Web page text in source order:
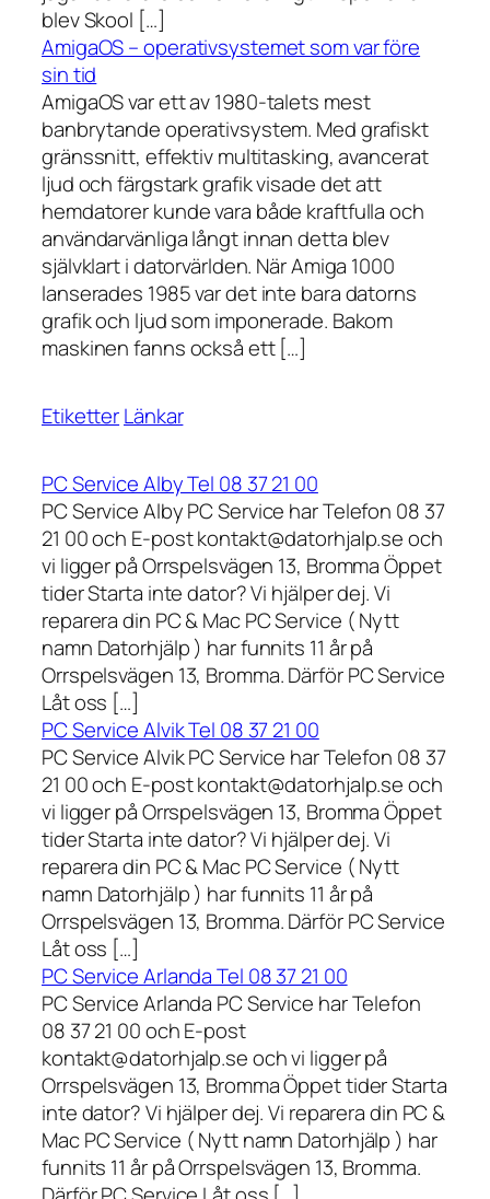
blev Skool […]
AmigaOS – operativsystemet som var före
sin tid
AmigaOS var ett av 1980-talets mest
banbrytande operativsystem. Med grafiskt
gränssnitt, effektiv multitasking, avancerat
ljud och färgstark grafik visade det att
hemdatorer kunde vara både kraftfulla och
användarvänliga långt innan detta blev
självklart i datorvärlden. När Amiga 1000
lanserades 1985 var det inte bara datorns
grafik och ljud som imponerade. Bakom
maskinen fanns också ett […]
EtiketterLänkar
PC Service Alby Tel 08 37 21 00
PC Service Alby PC Service har Telefon 08 37
21 00 och E-post kontakt@datorhjalp.se och
vi ligger på Orrspelsvägen 13, Bromma Öppet
tider Starta inte dator? Vi hjälper dej. Vi
reparera din PC & Mac PC Service ( Nytt
namn Datorhjälp ) har funnits 11 år på
Orrspelsvägen 13, Bromma. Därför PC Service
Låt oss […]
PC Service Alvik Tel 08 37 21 00
PC Service Alvik PC Service har Telefon 08 37
21 00 och E-post kontakt@datorhjalp.se och
vi ligger på Orrspelsvägen 13, Bromma Öppet
tider Starta inte dator? Vi hjälper dej. Vi
reparera din PC & Mac PC Service ( Nytt
namn Datorhjälp ) har funnits 11 år på
Orrspelsvägen 13, Bromma. Därför PC Service
Låt oss […]
PC Service Arlanda Tel 08 37 21 00
PC Service Arlanda PC Service har Telefon
08 37 21 00 och E-post
kontakt@datorhjalp.se och vi ligger på
Orrspelsvägen 13, Bromma Öppet tider Starta
inte dator? Vi hjälper dej. Vi reparera din PC &
Mac PC Service ( Nytt namn Datorhjälp ) har
funnits 11 år på Orrspelsvägen 13, Bromma.